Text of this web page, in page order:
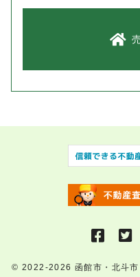
© 2022-2026函館市・北斗